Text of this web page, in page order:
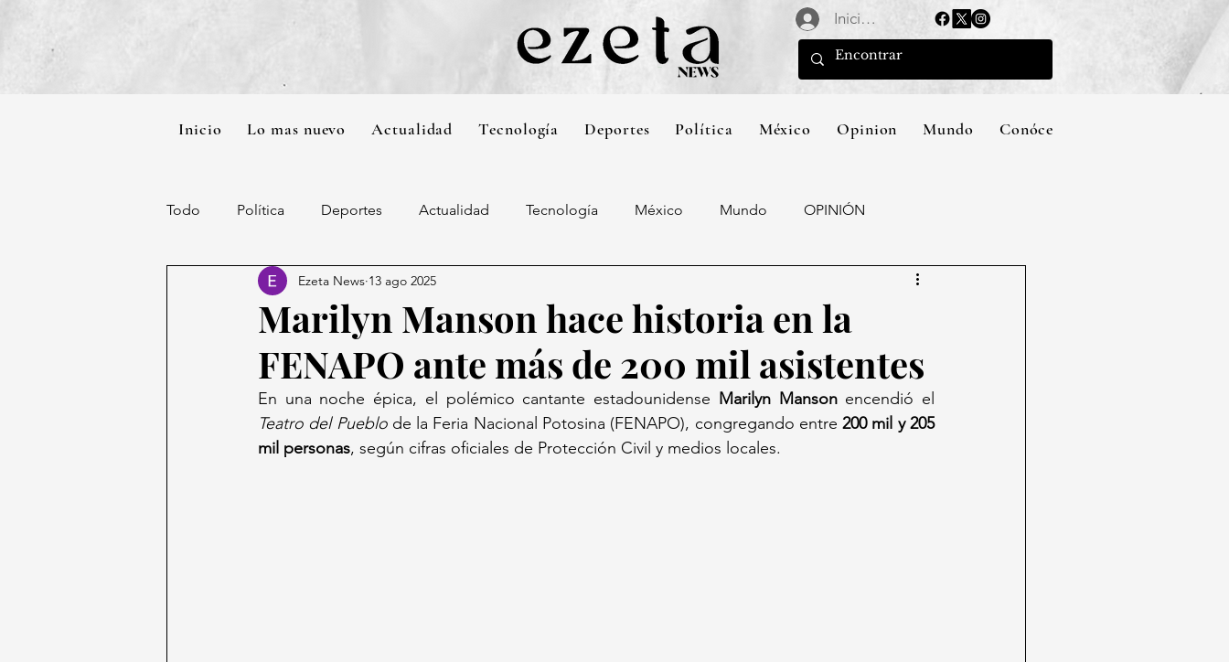
Iniciar sesión
Inicio Lo mas nuevo Actualidad Tecnología Deportes Política México Opinion Mundo Conócenos
Todo Política Deportes Actualidad Tecnología México Mundo OPINIÓN
Marilyn Manson hace historia en la
FENAPO ante más de 200 mil asistentes
Ezeta News 13 ago 2025
En una noche épica, el polémico cantante estadounidense Marilyn Manson
Teatro del Pueblo de la Feria Nacional Potosina (FENAPO), congregando entre 200 mil y 205
mil personas, según cifras oficiales de Protección Civil y medios locales.